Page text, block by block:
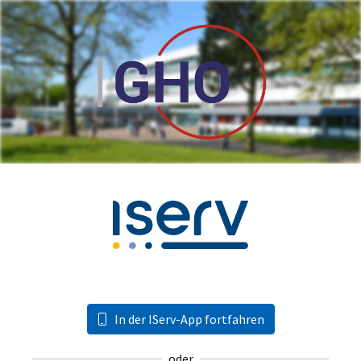
In der IServ-App fortfahren